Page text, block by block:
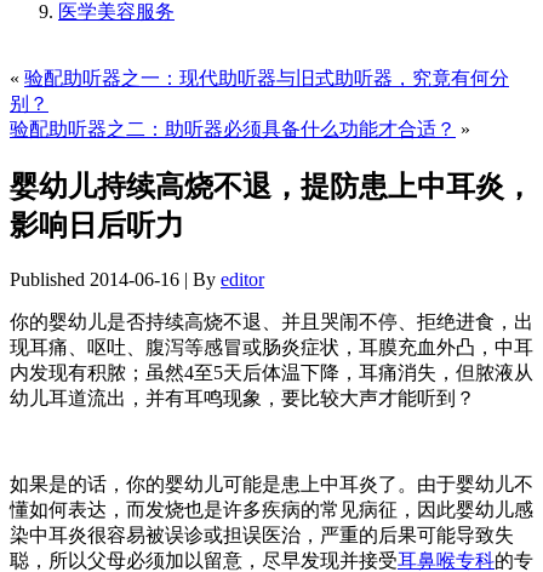
医学美容服务
« 验配助听器之一：现代助听器与旧式助听器，究竟有何分
别？
验配助听器之二：助听器必须具备什么功能才合适？ »
婴幼儿持续高烧不退，提防患上中耳炎，
影响日后听力
Published 2014-06-16 | By editor
你的婴幼儿是否持续高烧不退、并且哭闹不停、拒绝进食，出
现耳痛、呕吐、腹泻等感冒或肠炎症状，耳膜充血外凸，中耳
内发现有积脓；虽然4至5天后体温下降，耳痛消失，但脓液从
幼儿耳道流出，并有耳鸣现象，要比较大声才能听到？
如果是的话，你的婴幼儿可能是患上中耳炎了。由于婴幼儿不
懂如何表达，而发烧也是许多疾病的常见病征，因此婴幼儿感
染中耳炎很容易被误诊或担误医治，严重的后果可能导致失
聪，所以父母必须加以留意，尽早发现并接受耳鼻喉专科的专